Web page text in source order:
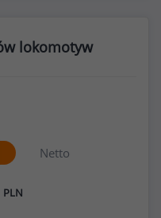
lokomotyw
Netto
PLN